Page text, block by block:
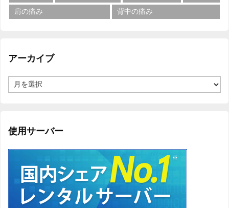
肩の痛み
背中の痛み
アーカイブ
ー
使用サーバー